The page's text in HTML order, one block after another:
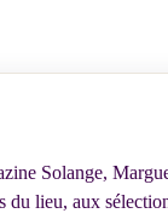
Solange,
du lieu, aux